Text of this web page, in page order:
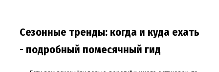
Сезонные тренды: когда и куда ехать
- подробный помесячный гид